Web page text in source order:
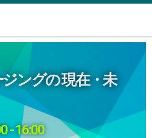
ングの 現在・未
- 16:00